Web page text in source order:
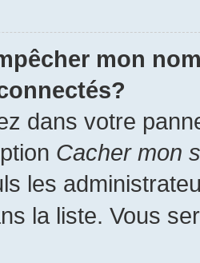
mon
dans votre
Cacher mon
les
la liste. Vous